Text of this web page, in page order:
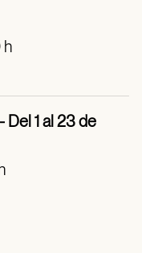
h
Del 1 al 23 de